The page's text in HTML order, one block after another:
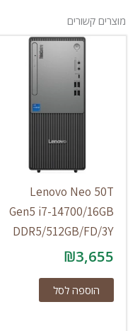
Lenovo Neo
Gen5 i7-14700/
DDR5/512GB/
₪
לסל